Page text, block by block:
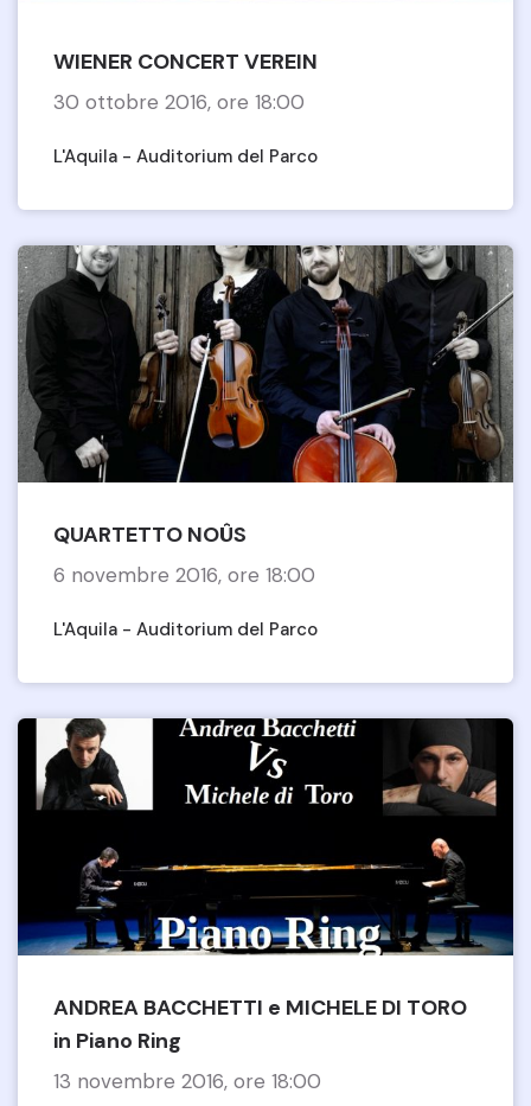
WIENER CONCERT VEREIN
30 ottobre 2016, ore 18:00
L'Aquila - Auditorium del Parco
QUARTETTO NOÛS
6 novembre 2016, ore 18:00
L'Aquila - Auditorium del Parco
ANDREA BACCHETTI e MICHELE DI TORO
in Piano Ring
13 novembre 2016, ore 18:00